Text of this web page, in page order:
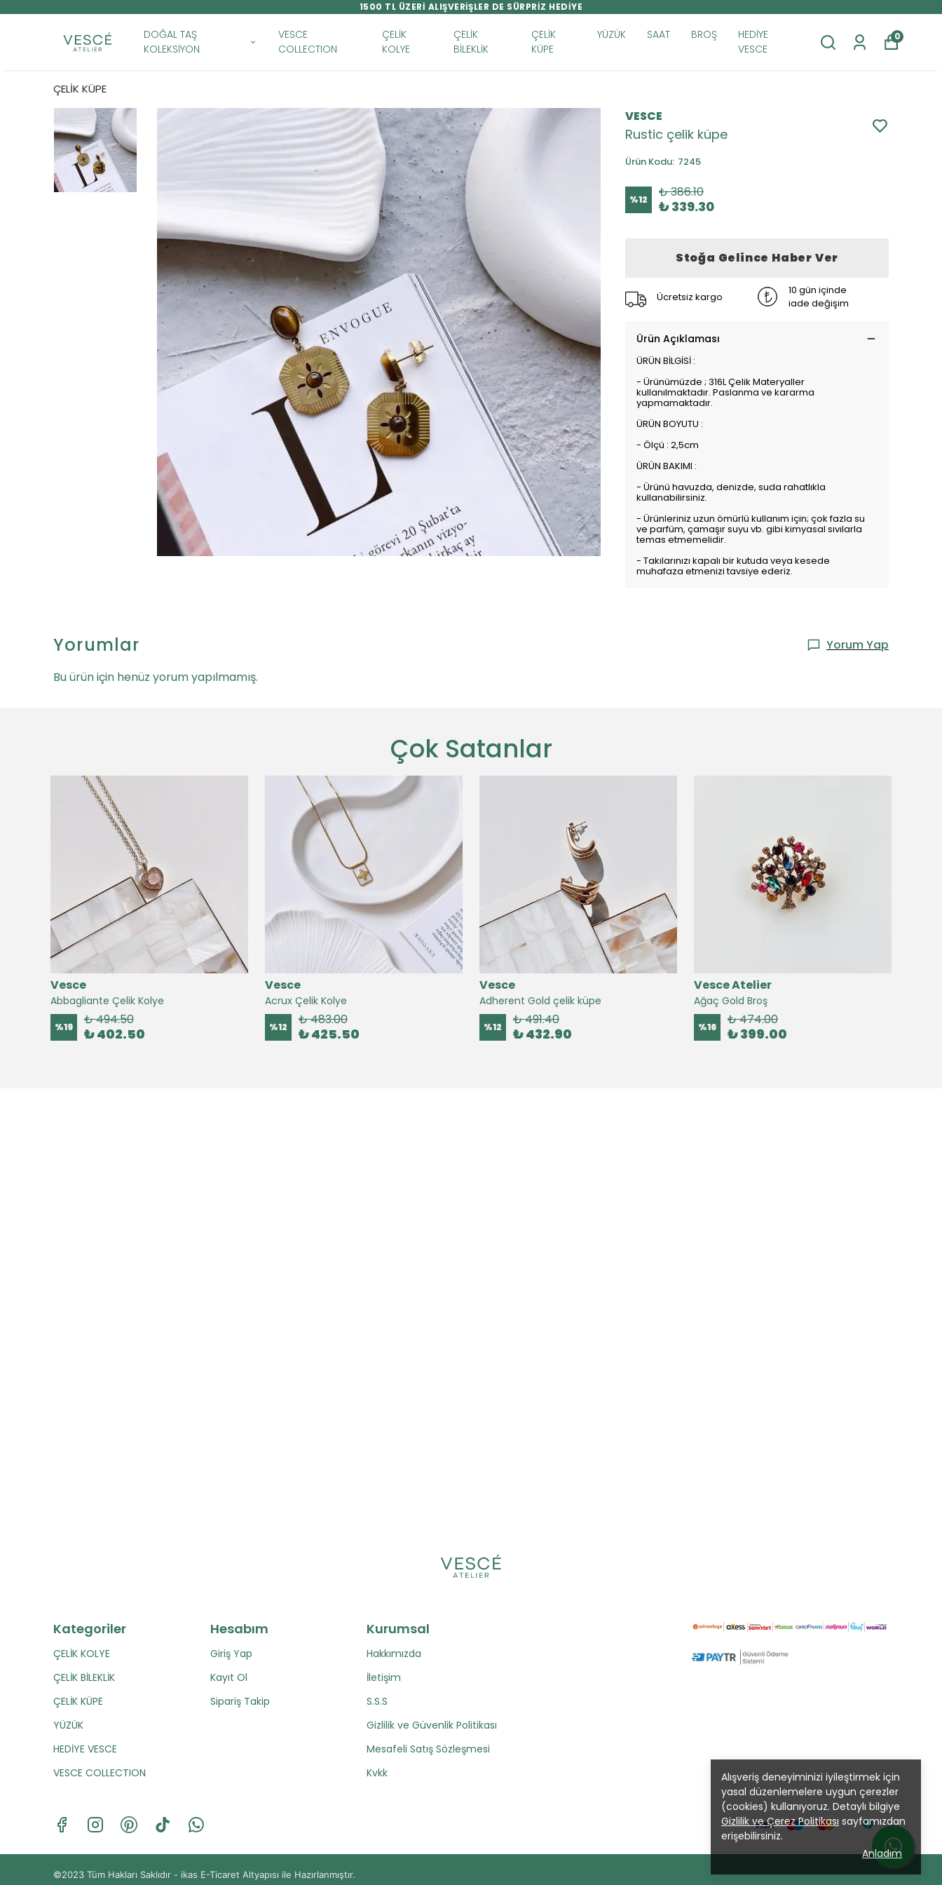
1500 TL ÜZERİ ALIŞVERİŞLER DE SÜRPRİZ HEDİYE
DOĞAL TAŞ
KOLEKSİYON
VESCE
COLLECTION
ÇELİK
KOLYE
ÇELİK
BİLEKLİK
ÇELİK
KÜPE
YÜZÜK SAAT BROŞ
HEDİYE
VESCE
0
Alışveriş deneyiminizi iyileştirmek için
yasal düzenlemelere uygun çerezler
(cookies) kullanıyoruz. Detaylı bilgiye
Gizlilik ve Çerez Politikası sayfamızdan
erişebilirsiniz.
Anladım
ÇELİK KÜPE
VESCE
Rustic çelik küpe
Ürün Kodu: 7245
%12 ₺ 386.10
₺ 339.30
Stoğa Gelince Haber Ver
Ücretsiz kargo
10 gün içinde
iade değişim
Ürün Açıklaması
ÜRÜN BİLGİSİ :
- Ürünümüzde ; 316L Çelik Materyaller
kullanılmaktadır. Paslanma ve kararma
yapmamaktadır.
ÜRÜN BOYUTU :
- Ölçü : 2,5cm
ÜRÜN BAKIMI :
- Ürünü havuzda, denizde, suda rahatlıkla
kullanabilirsiniz.
- Ürünleriniz uzun ömürlü kullanım için; çok fazla su
ve parfüm, çamaşır suyu vb. gibi kimyasal sıvılarla
temas etmemelidir.
- Takılarınızı kapalı bir kutuda veya kesede
muhafaza etmenizi tavsiye ederiz.
Yorumlar
Yorum Yap
Bu ürün için henüz yorum yapılmamış.
Çok Satanlar
Vesce
Abbagliante Çelik Kolye
%19 ₺ 494.50
₺ 402.50
Vesce
Acrux Çelik Kolye
%12 ₺ 483.00
₺ 425.50
Vesce
Adherent Gold çelik küpe
%12 ₺ 491.40
₺ 432.90
Vesce Atelier
Ağaç Gold Broş
%16 ₺ 474.00
₺ 399.00
Kategoriler
ÇELİK KOLYE
ÇELİK BİLEKLİK
ÇELİK KÜPE
YÜZÜK
HEDİYE VESCE
VESCE COLLECTION
Hesabım
Giriş Yap
Kayıt Ol
Sipariş Takip
Kurumsal
Hakkımızda
İletişim
S.S.S
Gizlilik ve Güvenlik Politikası
Mesafeli Satış Sözleşmesi
Kvkk
©2023 Tüm Hakları Saklıdır - ikas E-Ticaret Altyapısı ile Hazırlanmıştır.